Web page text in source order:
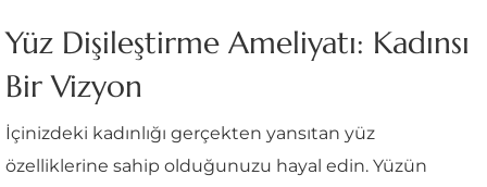
Yüz Dişileştirme Ameliyatı: Kadınsı
Bir Vizyon
İçinizdeki kadınlığı gerçekten yansıtan yüz
özelliklerine sahip olduğunuzu hayal edin. Yüzün